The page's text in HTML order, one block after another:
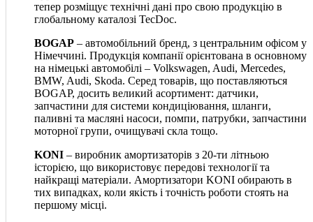
тепер розміщує технічні дані про свою продукцію в
глобальному каталозі TecDoc.
BOGAP – автомобільний бренд, з центральним офісом у
Німеччині. Продукція компанії орієнтована в основному
на німецькі автомобілі – Volkswagen, Audi, Mercedes,
BMW, Audi, Skoda. Серед товарів, що поставляються
BOGAP, досить великий асортимент: датчики,
запчастини для системи кондиціювання, шланги,
паливні та масляні насоси, помпи, патрубки, запчастини
моторної групи, очищувачі скла тощо.
KONI – виробник амортизаторів з 20-ти літньою
історією, що використовує передові технології та
найкращі матеріали. Амортизатори KONI обирають в
тих випадках, коли якість і точність роботи стоять на
першому місці.